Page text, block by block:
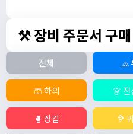
⚒️ 장비 주문서 구매
전체 🧢
🩳 하의 👗 전
🥊 장갑 🦻